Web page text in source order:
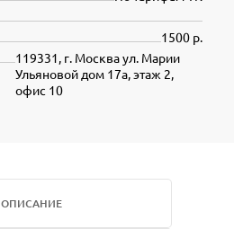
1500 р.
119331, г. Москва ул. Марии
Ульяновой дом 17а, этаж 2,
офис 10
ОПИСАНИЕ